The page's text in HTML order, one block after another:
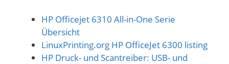
HP Officejet 6310 All-in-One Serie
Übersicht
LinuxPrinting.org HP OfficeJet 6300 listing
HP Druck- und Scantreiber: USB- und